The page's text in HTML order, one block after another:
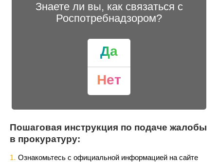
Знаете ли вы, как связаться с
Роспотребнадзором?
Да
Нет
Пошаговая инструкция по подаче жалобы
в прокуратуру:
Ознакомьтесь с официальной информацией на сайте